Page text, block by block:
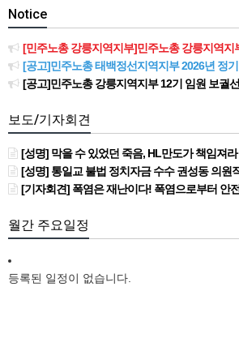
Notice
[민주노총 강릉지역지부]민주노총 강릉지역지부 제12기
[공고]민주노총 태백정선지역지부 2026년 정기 대의
[공고]민주노총 강릉지역지부 12기 임원 보궐선거
보도/기자회견
[성명] 막을 수 있었던 죽음, HL만도가 책임져라 : 청년노동자 사망사고의 철저한 진상
[성명] 통일교 불법 정치자금 수수 권성동 의원직
[기자회견] 폭염은 재난이다! 폭염으로부터 안전한 일터를 위한 민주노총 강원지역
월간 주요일정
등록된 일정이 없습니다.